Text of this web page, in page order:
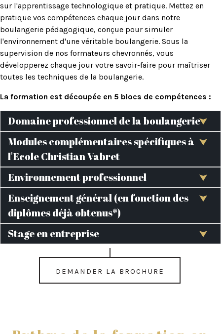
sur l'apprentissage technologique et pratique. Mettez en
pratique vos compétences chaque jour dans notre
boulangerie pédagogique, conçue pour simuler
l'environnement d'une véritable boulangerie. Sous la
supervision de nos formateurs chevronnés, vous
développerez chaque jour votre savoir-faire pour maîtriser
toutes les techniques de la boulangerie.
La formation est découpée en 5 blocs de compétences :
Domaine professionnel de la boulangerie
Modules complémentaires spécifiques à
l'Ecole Christian Vabret
Environnement professionnel
Enseignement général (en fonction des
diplômes déjà obtenus*)
Stage en entreprise
Demander la brochure